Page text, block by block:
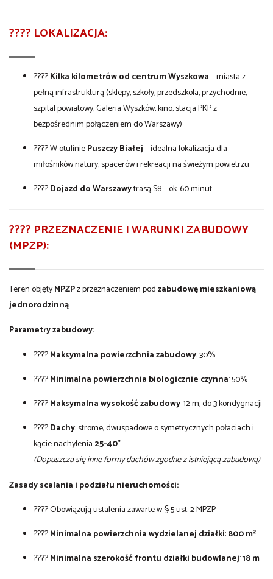
???? LOKALIZACJA:
????Kilka kilometrów od centrum Wyszkowa– miasta z
pełną infrastrukturą (sklepy, szkoły, przedszkola, przychodnie,
szpital powiatowy, Galeria Wyszków, kino, stacja PKP z
bezpośrednim połączeniem do Warszawy)
???? W otuliniePuszczy Białej– idealna lokalizacja dla
miłośników natury, spacerów i rekreacji na świeżym powietrzu
????Dojazd do Warszawytrasą S8 – ok. 60 minut
???? PRZEZNACZENIE I WARUNKI ZABUDOWY
(MPZP):
Teren objętyMPZPz przeznaczeniem podzabudowę mieszkaniową
jednorodzinną.
Parametry zabudowy:
????Maksymalna powierzchnia zabudowy: 30%
????Minimalna powierzchnia biologicznie czynna: 50%
????Maksymalna wysokość zabudowy: 12 m, do 3 kondygnacji
????Dachy: strome, dwuspadowe o symetrycznych połaciach i
kącie nachylenia 25–40°
(Dopuszcza się inne formy dachów zgodne z istniejącą zabudową)
Zasady scalania i podziału nieruchomości:
???? Obowiązują ustalenia zawarte w § 5 ust. 2 MPZP
????Minimalna powierzchnia wydzielanej działki:800 m²
????Minimalna szerokość frontu działki budowlanej:18 m